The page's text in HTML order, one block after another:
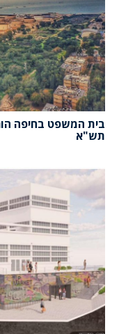
בית המשפט בחיפה
תש"א